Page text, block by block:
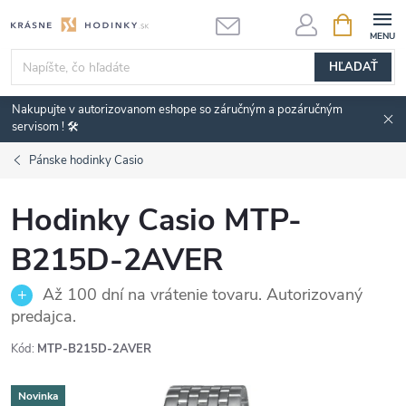
na
obsah
HĽADAŤ
KOŠÍK
Nakupujte v autorizovanom eshope so záručným a pozáručným
servisom ! 🛠️
Pánske hodinky Casio
Hodinky Casio MTP-
B215D-2AVER
Až 100 dní na vrátenie tovaru. Autorizovaný
predajca.
Kód: MTP-B215D-2AVER
Novinka